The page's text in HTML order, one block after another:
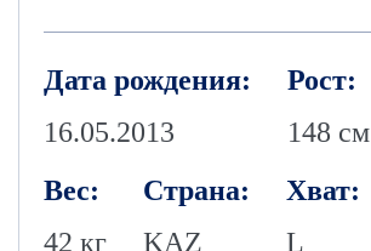
Дата рождения:
16.05.2013
Рост:
148 см
Вес:
42 кг
Страна:
KAZ
Хват:
L